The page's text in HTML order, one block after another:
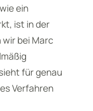
ein
ist in der
wir bei Marc
für genau
Verfahren